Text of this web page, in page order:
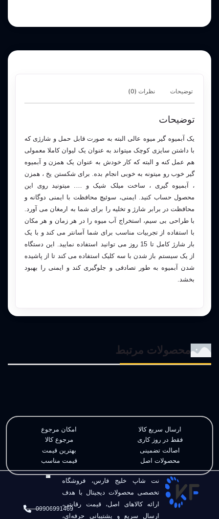
توضیحات نظرات (0)
توضیحات
یک آبمیوه گیر میوه عالی البته به صورت قابل حمل و شارژی که
با داشتن سایزی کوچک میتواند به عنوان یک لیوان کاملا معمولی
هم عمل کنه و البته که کار خودش به عنوان یک همزن و آبمیوه
گیر خوب رو میتونه به خوبی انجام بده. برای شکستن یخ ، همزن
، آبمیوه گیری ، ساخت میلک شیک و …. میتونید روی این
محصول حساب کنید. ایمنی، سوئیچ محافظت با ایمنی دوگانه و
محافظت در برابر شارژ و تخلیه را برای شما به ارمغان می آورد.
با طراحی بی سیم، استخراج آب میوه را در هر زمان و هر مکان
با استفاده از تجربیات مناسب برای شما آسانتر می کند و با یک
بار شارژ کامل تا 15 روز می توانید استفاده نمایید. این دستگاه
از یک سیستم باز شدن با سه کلیک استفاده می کند تا از پاشیده
شدن آبمیوه به طور تصادفی و جلوگیری کند و ایمنی را بهبود
بخشد.
محصولات مرتبط
ارسال سریع کالا
فقط در روز کاری
امکان مرجوع
مرجوع کالا
اصالت تضمینی
محصولات اصل
بهترین قیمت
قیمت مناسب
نت شاپ خلیج فارس، فروشگاه
تخصصی محصولات دیجیتال با هدف
ارائه کالاهای اصل، قیمت رقابتی،
ارسال سریع و پشتیبانی حرفه‌ای،
09906991469